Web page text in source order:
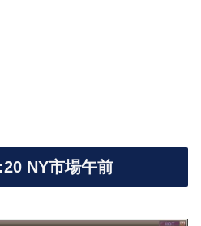
NY市場午前